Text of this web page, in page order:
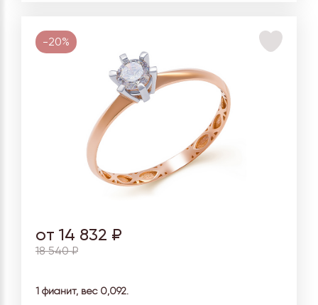
-20%
от 14 832 ₽
18 540 ₽
1 фианит, вес 0,092.